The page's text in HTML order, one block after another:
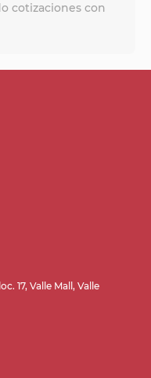
cotizaciones con
17, Valle Mall, Valle